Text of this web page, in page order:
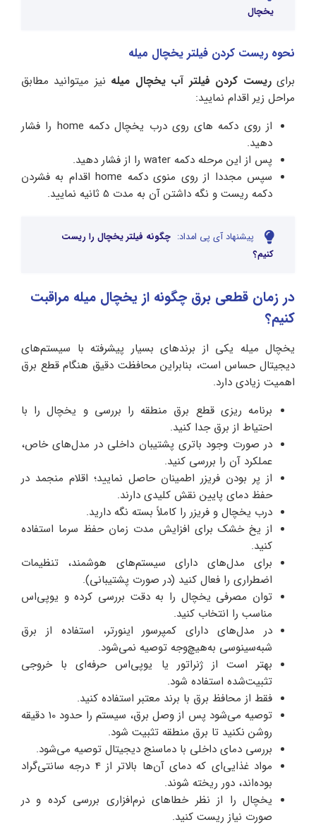
یخچال
نحوه ریست کردن فیلتر یخچال میله
برایریست کردن فیلتر آب یخچال میله نیز میتوانید مطابق
مراحل زیر اقدام نمایید:
از روی دکمه های روی درب یخچال دکمه home را فشار
دهید.
پس از این مرحله دکمه water را از فشار دهید.
سپس مجددا از روی منوی دکمه home اقدام به فشردن
دکمه ریست و نگه داشتن آن به مدت 5 ثانیه نمایید.
پیشنهاد آی پی امداد: چگونه فیلتر یخچال را ریست
کنیم؟
در زمان قطعی برق چگونه از یخچال میله مراقبت
کنیم؟
یخچال میله یکی از برندهای بسیار پیشرفته با سیستم‌های
دیجیتال حساس است، بنابراین محافظت دقیق هنگام قطع برق
اهمیت زیادی دارد.
برنامه ریزی قطع برق منطقه را بررسی و یخچال را با
احتیاط از برق جدا کنید.
در صورت وجود باتری پشتیبان داخلی در مدل‌های خاص،
عملکرد آن را بررسی کنید.
از پر بودن فریزر اطمینان حاصل نمایید؛ اقلام منجمد در
حفظ دمای پایین نقش کلیدی دارند.
درب یخچال و فریزر را کاملاً بسته نگه دارید.
از یخ خشک برای افزایش مدت زمان حفظ سرما استفاده
کنید.
برای مدل‌های دارای سیستم‌های هوشمند، تنظیمات
اضطراری را فعال کنید (در صورت پشتیبانی).
توان مصرفی یخچال را به دقت بررسی کرده و یو‌پی‌اس
مناسب را انتخاب کنید.
در مدل‌های دارای کمپرسور اینورتر، استفاده از برق
شبه‌سینوسی به‌هیچ‌وجه توصیه نمی‌شود.
بهتر است از ژنراتور یا یو‌پی‌اس حرفه‌ای با خروجی
تثبیت‌شده استفاده شود.
فقط از محافظ برق با برند معتبر استفاده کنید.
توصیه می‌شود پس از وصل برق، سیستم را حدود 10 دقیقه
روشن نکنید تا برق منطقه تثبیت شود.
بررسی دمای داخلی با دماسنج دیجیتال توصیه می‌شود.
مواد غذایی‌ای که دمای آن‌ها بالاتر از 4 درجه سانتی‌گراد
بوده‌اند، دور ریخته شوند.
یخچال را از نظر خطاهای نرم‌افزاری بررسی کرده و در
صورت نیاز ریست کنید.